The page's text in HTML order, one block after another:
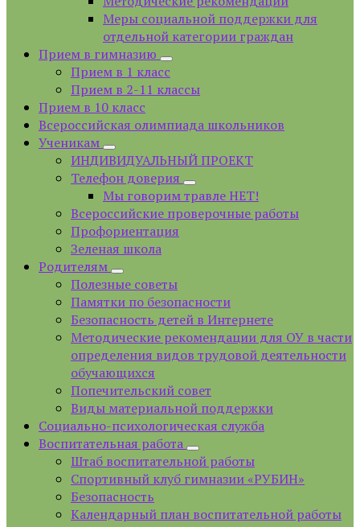
Меры социальной поддержки для
отдельной категории граждан
Прием в гимназию
Прием в 1 класс
Прием в 2-11 классы
Прием в 10 класс
Всероссийская олимпиада школьников
Ученикам
ИНДИВИДУАЛЬНЫЙ ПРОЕКТ
Телефон доверия
Мы говорим травле НЕТ!
Всероссийские проверочные работы
Профориентация
Зеленая школа
Родителям
Полезные советы
Памятки по безопасности
Безопасность детей в Интернете
Методические рекомендации для ОУ в части
определения видов трудовой деятельности
обучающихся
Попечительский совет
Виды материальной поддержки
Социально-психологическая служба
Воспитательная работа
Штаб воспитательной работы
Спортивный клуб гимназии «РУБИН»
Безопасность
Календарный план воспитательной работы